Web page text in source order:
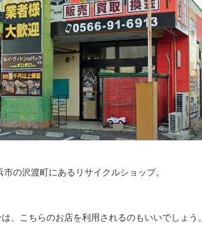
の沢渡町にあるリサイクルショップ。
、こちらのお店を利用されるのもいいでしょう。